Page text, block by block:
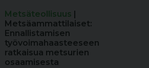
Metsäteollisuus
Metsäammattilaiset:
Ennallistamisen
työvoimahaasteeseen
ratkaisua metsurien
osaamisesta